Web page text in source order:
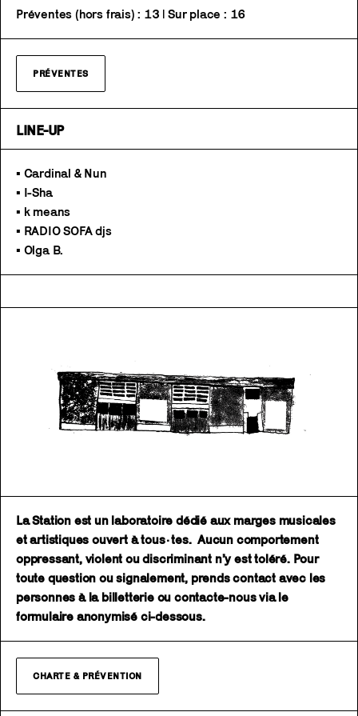
Préventes (hors frais) : 13 | Sur place : 16
PRÉVENTES
LINE-UP
• Cardinal & Nun
• I-Sha
• k means
• RADIO SOFA djs
• Olga B.
La Station est un laboratoire dédié aux marges musicales
et artistiques ouvert à tous·tes. Aucun comportement
oppressant, violent ou discriminant n’y est toléré. Pour
toute question ou signalement, prends contact avec les
personnes à la billetterie ou contacte-nous via le
formulaire anonymisé ci-dessous.
CHARTE & PRÉVENTION